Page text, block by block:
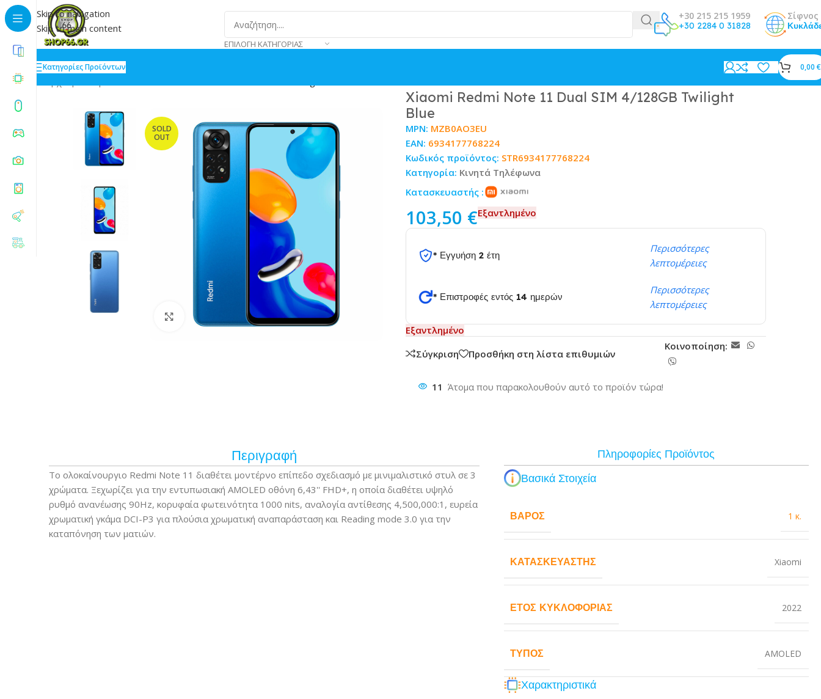
Skip to navigation
Skip to main content
ΕΠΙΛΟΓΉ ΚΑΤΗΓΟΡΊΑΣ
+30 215 215 1959
+30 2284 0 31828
Σίφνος
Κατηγορίες Προϊόντων 0,00 €
SOLD
OUT
Κάντε κλικ για μεγέθυνση
Xiaomi Redmi Note 11 Dual SIM 4/128GB Twilight
Blue
Κατασκευαστής :
MPN: MZB0AO3EU
EAN: 6934177768224
Κωδικός προϊόντος: STR6934177768224
Κατηγορία: Κινητά Τηλέφωνα
103,50 €Εξαντλημένο
* Εγγυήση 2 έτη
Περισσότερες
λεπτομέρειες
* Επιστροφές εντός 14 ημερών
Περισσότερες
λεπτομέρειες
Εξαντλημένο
Σύγκριση
Προσθήκη στη λίστα επιθυμιών
Κοινοποίηση:
11 Άτομα που παρακολουθούν αυτό το προϊόν τώρα!
Περιγραφή
Το ολοκαίνουργιο Redmi Note 11 διαθέτει μοντέρνο επίπεδο σχεδιασμό με μινιμαλιστικό στυλ σε 3
χρώματα. Ξεχωρίζει για την εντυπωσιακή AMOLED οθόνη 6,43'' FHD+, η οποία διαθέτει υψηλό
ρυθμό ανανέωσης 90Hz, κορυφαία φωτεινότητα 1000 nits, αναλογία αντίθεσης 4,500,000:1, ευρεία
χρωματική γκάμα DCI-P3 για πλούσια χρωματική αναπαράσταση και Reading mode 3.0 για την
καταπόνηση των ματιών.
Πληροφορίες Προϊόντος
Βασικά Στοιχεία
ΒΆΡΟΣ 1 κ.
ΚΑΤΑΣΚΕΥΑΣΤΉΣ Xiaomi
ΈΤΟΣ ΚΥΚΛΟΦΟΡΊΑΣ 2022
ΤΎΠΟΣ AMOLED
Χαρακτηριστικά